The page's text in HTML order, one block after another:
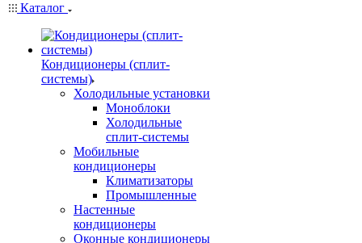
Каталог
Кондиционеры (сплит-
системы)
Холодильные установки
Моноблоки
Холодильные
сплит-системы
Мобильные
кондиционеры
Климатизаторы
Промышленные
Настенные
кондиционеры
Оконные кондиционеры